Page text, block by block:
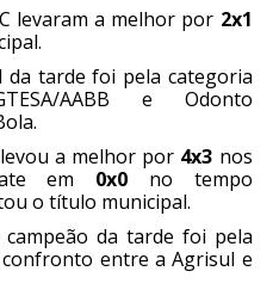
levaram a melhor por 2x1
da tarde foi pela categoria
AABB e Odonto
a melhor por 4x3 nos
em 0x0 no tempo
o título municipal.
da tarde foi pela
entre a Agrisul e